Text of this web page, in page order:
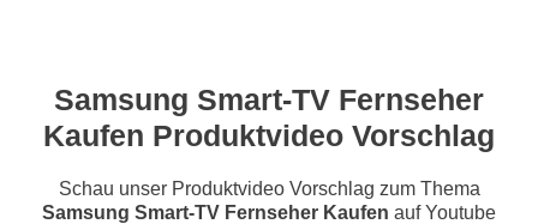
Samsung Smart-TV Fernseher
Kaufen Produktvideo Vorschlag
Schau unser Produktvideo Vorschlag zum Thema
Samsung Smart-TV Fernseher Kaufen auf Youtube